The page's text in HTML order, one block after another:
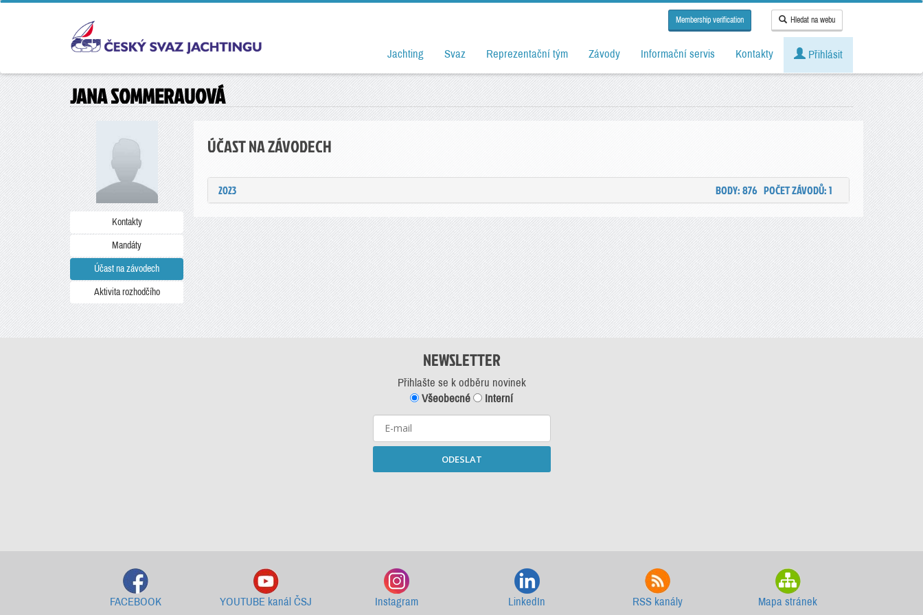
Membership verification Hledat na webu
Jachting Svaz Reprezentační tým Závody Informační servis Kontakty Přihlásit
JANA SOMMERAUOVÁ
Kontakty
Mandáty
Účast na závodech
Aktivita rozhodčího
ÚČAST NA ZÁVODECH
2023 POČET ZÁVODŮ: 1
BODY: 876
NEWSLETTER
Přihlašte se k odběru novinek
Všeobecné
Interní
ODESLAT
FACEBOOK YOUTUBE kanál ČSJ Instagram LinkedIn RSS kanály Mapa stránek